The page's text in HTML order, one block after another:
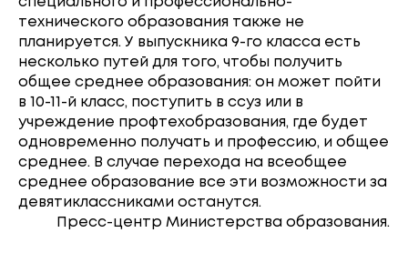
технического образования также не
планируется. У выпускника 9-го класса есть
несколько путей для того, чтобы получить
общее среднее образования: он может пойти
в 10-11-й класс, поступить в ссуз или в
учреждение профтехобразования, где будет
одновременно получать и профессию, и общее
среднее. В случае перехода на всеобщее
среднее образование все эти возможности за
девятиклассниками останутся.
Пресс-центр Министерства образования.